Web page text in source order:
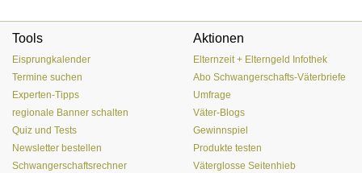
Tools
Eisprungkalender
Termine suchen
Experten-Tipps
regionale Banner schalten
Quiz und Tests
Newsletter bestellen
Schwangerschaftsrechner
Aktionen
Elternzeit + Elterngeld Infothek
Abo Schwangerschafts-Väterbriefe
Umfrage
Väter-Blogs
Gewinnspiel
Produkte testen
Väterglosse Seitenhieb